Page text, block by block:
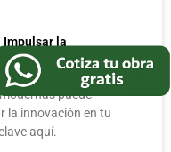
Impulsar la
puede
la innovación en tu
aquí.